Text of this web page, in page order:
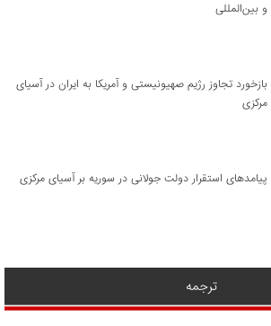
و بین‌المللی
​بازخورد تجاوز رژیم صهیونیستی و آمریکا به ایران در آسیای
مرکزی
پیامدهای استقرار دولت جولانی در سوریه بر آسیای مرکزی
ترجمه